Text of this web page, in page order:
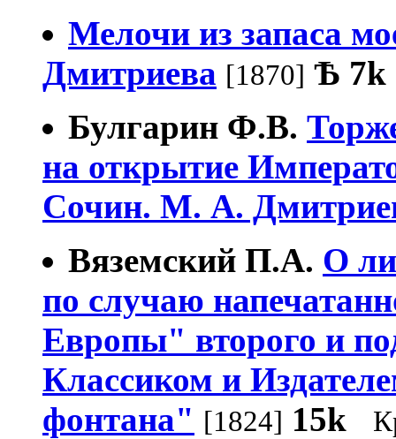
Мелочи из запаса
Дмитриева [1870] Ѣ 7k
Булгарин Ф.В.
на открытие
Сочин. М. А.
Вяземский П.А. О
по случаю
Европы" второго и
Классиком и
фонтана" [1824] 15k